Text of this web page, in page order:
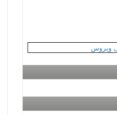
ویروس